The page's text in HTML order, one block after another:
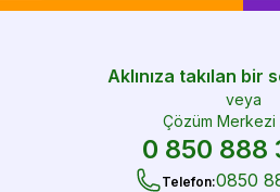
Aklınıza takılan bir
veya
Çözüm Merkezi
0 850 888
Telefon:0850